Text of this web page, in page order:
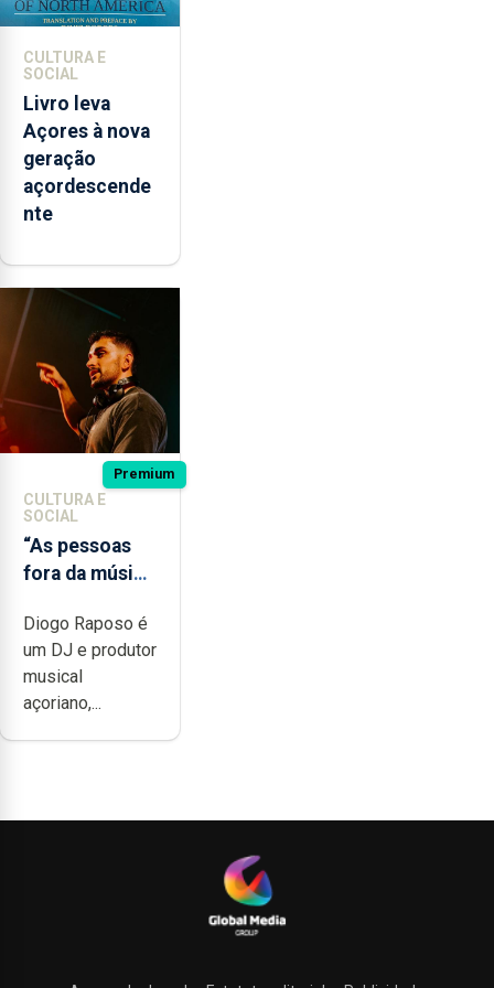
CULTURA E
SOCIAL
Livro leva
Açores à nova
geração
açordescende
nte
Premium
CULTURA E
SOCIAL
“As pessoas
fora da música
noção do quão
difícil é
produzir uma
música”
Diogo Raposo é
um DJ e produtor
musical
açoriano,...